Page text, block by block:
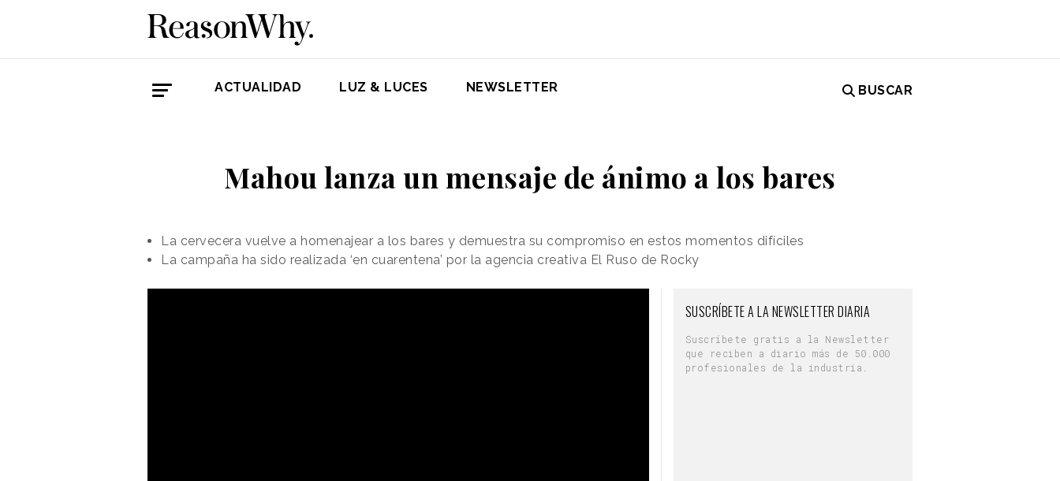
ACTUALIDAD LUZ & LUCES NEWSLETTER BUSCAR
Mahou lanza un mensaje de ánimo a los bares
La cervecera vuelve a homenajear a los bares y demuestra su compromiso en estos momentos difíciles
La campaña ha sido realizada ‘en cuarentena’ por la agencia creativa El Ruso de Rocky
SUSCRÍBETE A LA NEWSLETTER DIARIA
Suscríbete gratis a la Newsletter
que reciben a diario más de 50.000
profesionales de la industria.